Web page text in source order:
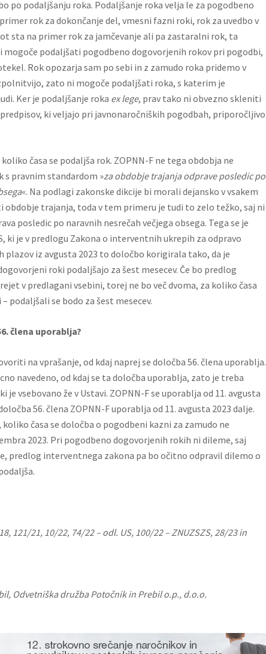
po podaljšanju roka. Podaljšanje roka velja le za pogodbeno
rok za dokončanje del, vmesni fazni roki, rok za uvedbo v
sta na primer rok za jamčevanje ali pa zastaralni rok, ta
mogoče podaljšati pogodbeno dogovorjenih rokov pri pogodbi,
Rok opozarja sam po sebi in z zamudo roka pridemo v
zato ni mogoče podaljšati roka, s katerim je
Ker je podaljšanje roka ex lege, prav tako ni obvezno skleniti
ki veljajo pri javnonaročniških pogodbah, priporočljivo
časa se podaljša rok. ZOPNN-F ne tega obdobja ne
s pravnim standardom »za obdobje trajanja odprave posledic po
«. Na podlagi zakonske dikcije bi morali dejansko v vsakem
trajanja, toda v tem primeru je tudi to zelo težko, saj ni
posledic po naravnih nesrečah večjega obsega. Tega se je
ki je v predlogu Zakona o interventnih ukrepih za odpravo
plazov iz avgusta 2023 to določbo korigirala tako, da je
roki podaljšajo za šest mesecev. Če bo predlog
v predlagani vsebini, torej ne bo več dvoma, za koliko časa
podaljšali se bodo za šest mesecev.
člena uporablja?
na vprašanje, od kdaj naprej se določba 56. člena uporablja.
navedeno, od kdaj se ta določba uporablja, zato je treba
vsebovano že v Ustavi. ZOPNN-F se uporablja od 11. avgusta
56. člena ZOPNN-F uporablja od 11. avgusta 2023 dalje.
časa se določba o pogodbeni kazni za zamudo ne
2023. Pri pogodbeno dogovorjenih rokih ni dileme, saj
predlog interventnega zakona pa bo očitno odpravil dilemo o
121/21, 10/22, 74/22 – odl. US, 100/22 – ZNUZSZS, 28/23 in
Odvetniška družba Potočnik in Prebil o.p., d.o.o.